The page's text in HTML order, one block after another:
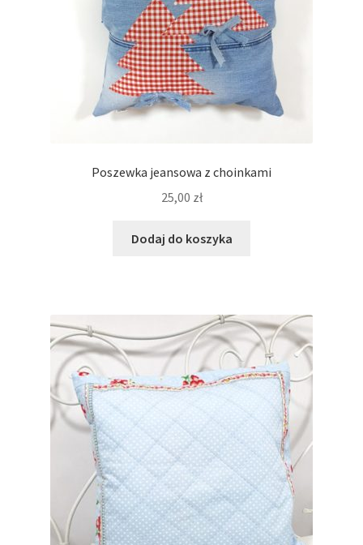
Poszewka jeansowa z choinkami
25,00 zł
Dodaj do koszyka